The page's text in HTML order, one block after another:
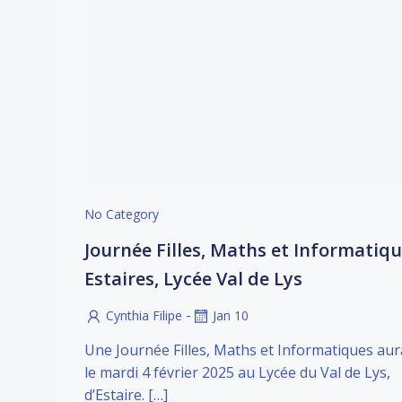
No Category
Journée Filles, Maths et
Estaires, Lycée Val de Lys
Cynthia Filipe - Jan 10
Une Journée Filles, Maths et Informatiques
le mardi 4 février 2025 au Lycée du Val de Lys,
d’Estaire. […]